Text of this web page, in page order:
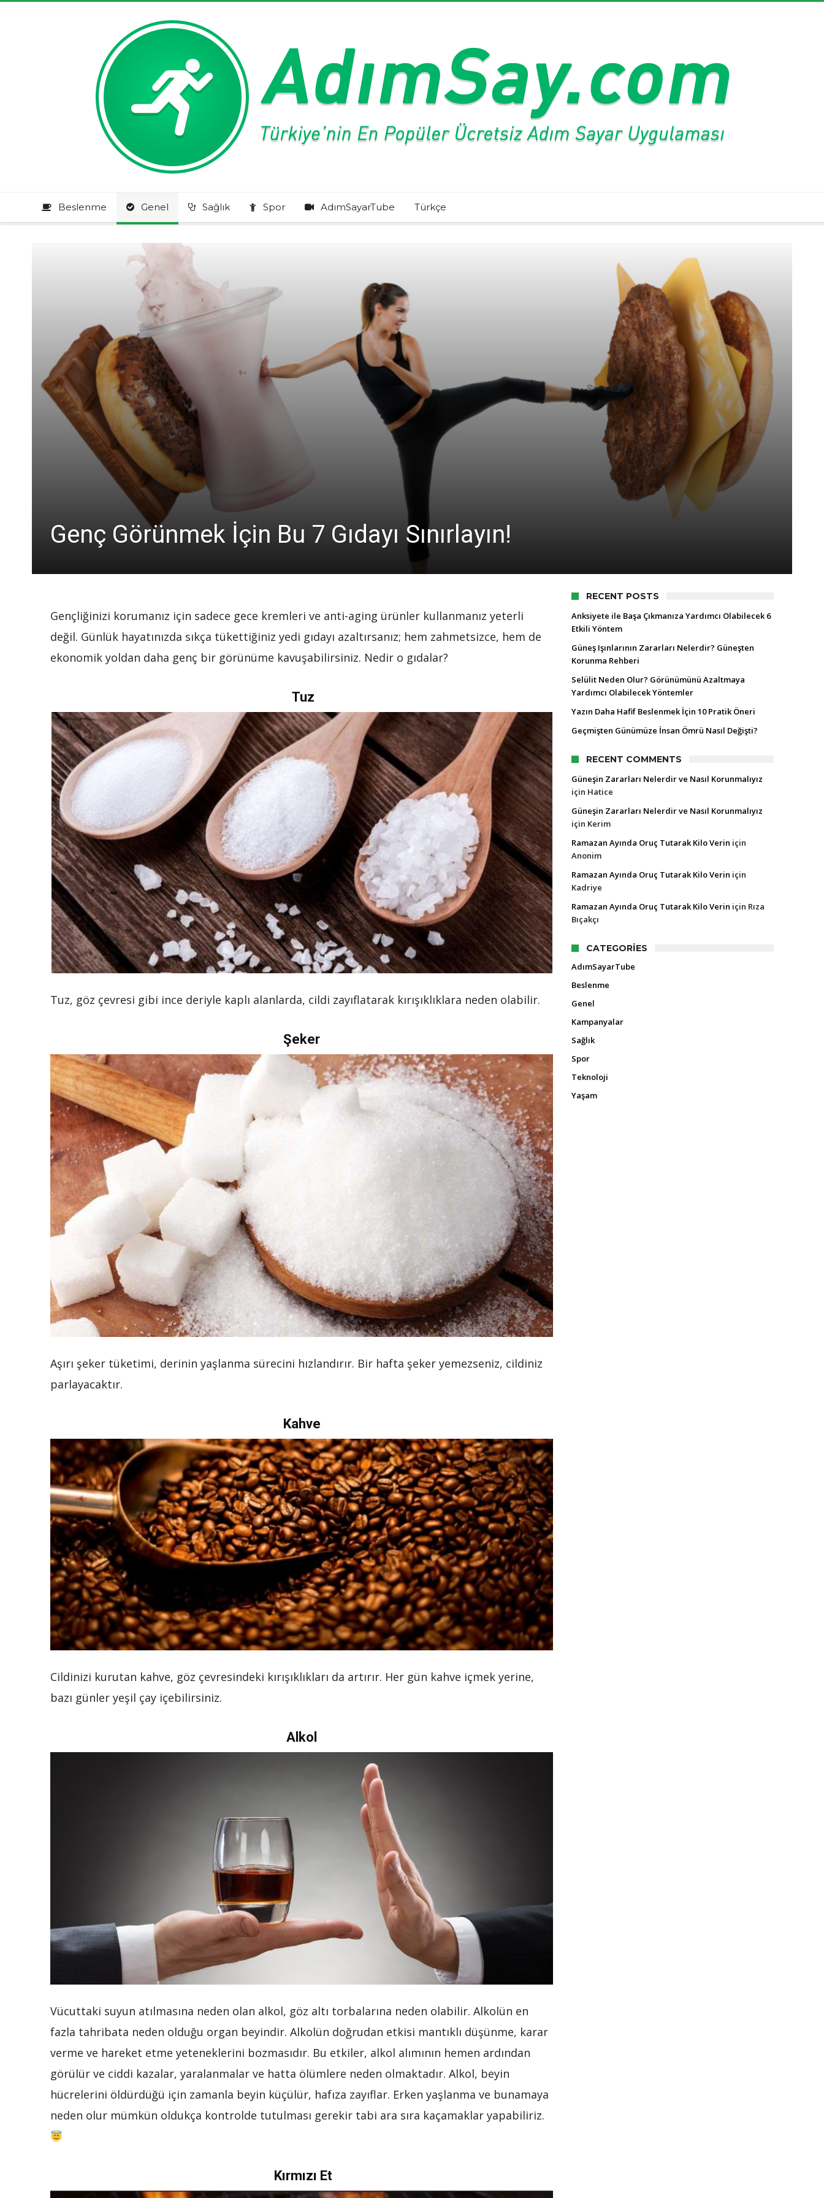
Beslenme Genel Sağlık Spor AdımSayarTube Türkçe
Genç Görünmek İçin Bu 7 Gıdayı Sınırlayın!
Gençliğinizi korumanız için sadece gece kremleri ve anti-aging ürünler kullanmanız yeterli
değil. Günlük hayatınızda sıkça tükettiğiniz yedi gıdayı azaltırsanız; hem zahmetsizce, hem de
ekonomik yoldan daha genç bir görünüme kavuşabilirsiniz. Nedir o gıdalar?
Tuz
Tuz, göz çevresi gibi ince deriyle kaplı alanlarda, cildi zayıflatarak kırışıklıklara neden olabilir.
Şeker
Aşırı şeker tüketimi, derinin yaşlanma sürecini hızlandırır. Bir hafta şeker yemezseniz, cildiniz
parlayacaktır.
Kahve
Cildinizi kurutan kahve, göz çevresindeki kırışıklıkları da artırır. Her gün kahve içmek yerine,
bazı günler yeşil çay içebilirsiniz.
Alkol
Vücuttaki suyun atılmasına neden olan alkol, göz altı torbalarına neden olabilir. Alkolün en
fazla tahribata neden olduğu organ beyindir. Alkolün doğrudan etkisi mantıklı düşünme, karar
verme ve hareket etme yeteneklerini bozmasıdır. Bu etkiler, alkol alımının hemen ardından
görülür ve ciddi kazalar, yaralanmalar ve hatta ölümlere neden olmaktadır. Alkol, beyin
hücrelerini öldürdüğü için zamanla beyin küçülür, hafıza zayıflar. Erken yaşlanma ve bunamaya
neden olur mümkün oldukça kontrolde tutulması gerekir tabi ara sıra kaçamaklar yapabiliriz.
Kırmızı Et
RECENT POSTS
Anksiyete ile Başa Çıkmanıza Yardımcı Olabilecek 6
Etkili Yöntem
Güneş Işınlarının Zararları Nelerdir? Güneşten
Korunma Rehberi
Selülit Neden Olur? Görünümünü Azaltmaya
Yardımcı Olabilecek Yöntemler
Yazın Daha Hafif Beslenmek İçin 10 Pratik Öneri
Geçmişten Günümüze İnsan Ömrü Nasıl Değişti?
RECENT COMMENTS
Güneşin Zararları Nelerdir ve Nasıl Korunmalıyız
için Hatice
Güneşin Zararları Nelerdir ve Nasıl Korunmalıyız
için Kerim
Ramazan Ayında Oruç Tutarak Kilo Verin için
Anonim
Ramazan Ayında Oruç Tutarak Kilo Verin için
Kadriye
Ramazan Ayında Oruç Tutarak Kilo Verin için Rıza
Bıçakçı
CATEGORIES
AdımSayarTube
Beslenme
Genel
Kampanyalar
Sağlık
Spor
Teknoloji
Yaşam